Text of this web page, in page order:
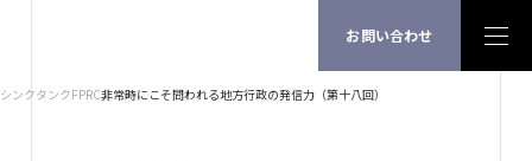
お問い合わせ
シンクタンクFPRC非常時にこそ問われる地方行政の発信力（第十八回）